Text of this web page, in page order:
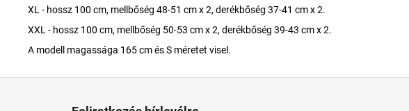
XL - hossz 100 cm, mellbőség 48-51 cm x 2, derékbőség 37-41 cm x 2.
XXL - hossz 100 cm, mellbőség 50-53 cm x 2, derékbőség 39-43 cm x 2.
A modell magassága 165 cm és S méretet visel.